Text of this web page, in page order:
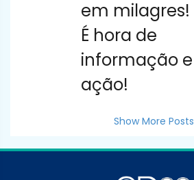
em milagres!
É hora de
informação e
ação!
Show More Posts